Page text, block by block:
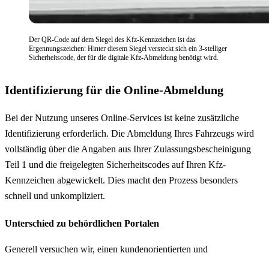
Der QR-Code auf dem Siegel des Kfz-Kennzeichen ist das
Ergennungszeichen: Hinter diesem Siegel versteckt sich ein 3-stelliger
Sicherheitscode, der für die digitale Kfz-Abmeldung benötigt wird.
Identifizierung für die Online-Abmeldung
Bei der Nutzung unseres Online-Services ist keine zusätzliche
Identifizierung erforderlich. Die Abmeldung Ihres Fahrzeugs wird
vollständig über die Angaben aus Ihrer Zulassungsbescheinigung
Teil 1 und die freigelegten Sicherheitscodes auf Ihren Kfz-
Kennzeichen abgewickelt. Dies macht den Prozess besonders
schnell und unkompliziert.
Unterschied zu behördlichen Portalen
Generell versuchen wir, einen kundenorientierten und